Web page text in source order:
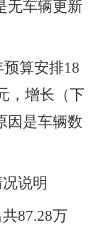
无车辆更新
预算安排18
，增长（下
因是车辆数
说明
87.28万